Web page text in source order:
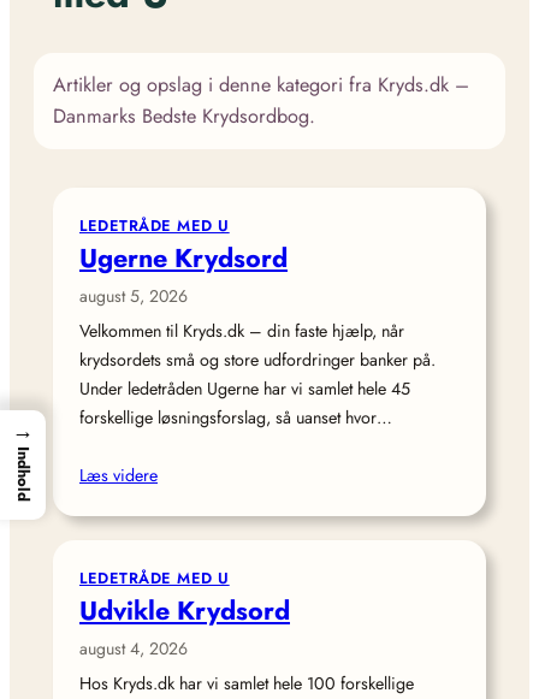
Artikler og opslag i denne kategori fra Kryds.dk –
Danmarks Bedste Krydsordbog.
LEDETRÅDE MED U
Ugerne Krydsord
august 5, 2026
Velkommen til Kryds.dk – din faste hjælp, når
krydsordets små og store udfordringer banker på.
Under ledetråden Ugerne har vi samlet hele 45
forskellige løsningsforslag, så uanset hvor…
Læs videre
LEDETRÅDE MED U
Udvikle Krydsord
august 4, 2026
Hos Kryds.dk har vi samlet hele 100 forskellige
→
Indhold